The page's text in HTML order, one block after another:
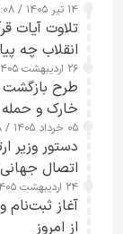
۱۴ تیر ۱۴۰۵ / ۱۵:۰۸
تلاوت آیات
انقلاب چه
۲۶ اردیبهشت ۱۴۰۵ / ۱۰:۱۵
طرح‌ بازگشت
خارک و
۰۵ خرداد ۱۴۰۵ / ۱۳:۲۸
دستور وزیر
اتصال
کامل مردم تا ۲۴ ساعت
۲۴ اردیبهشت ۱۴۰۵ / ۰۹:۱۵
از امروز